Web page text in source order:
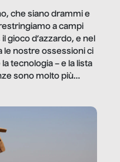
che siano drammi e
a campi
gioco d’azzardo, e nel
le nostre ossessioni ci
tecnologia – e la lista
sono molto più
vediamo